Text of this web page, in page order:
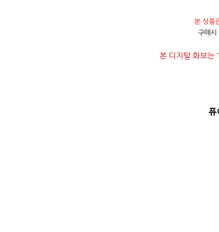
본 상품
구매시
본 디지털 화보는
퓨